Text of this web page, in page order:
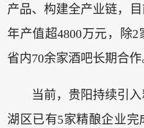
产品、构建全产业链，目
年产值超4800万元，除
省内70余家酒吧长期合作
当前，贵阳持续引
湖区已有5家精酿企业